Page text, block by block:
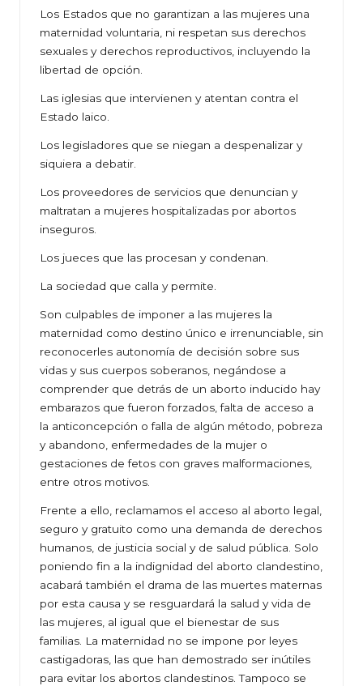
Los Estados que no garantizan a las mujeres una
maternidad voluntaria, ni respetan sus derechos
sexuales y derechos reproductivos, incluyendo la
libertad de opción.
Las iglesias que intervienen y atentan contra el
Estado laico.
Los legisladores que se niegan a despenalizar y
siquiera a debatir.
Los proveedores de servicios que denuncian y
maltratan a mujeres hospitalizadas por abortos
inseguros.
Los jueces que las procesan y condenan.
La sociedad que calla y permite.
Son culpables de imponer a las mujeres la
maternidad como destino único e irrenunciable, sin
reconocerles autonomía de decisión sobre sus
vidas y sus cuerpos soberanos, negándose a
comprender que detrás de un aborto inducido hay
embarazos que fueron forzados, falta de acceso a
la anticoncepción o falla de algún método, pobreza
y abandono, enfermedades de la mujer o
gestaciones de fetos con graves malformaciones,
entre otros motivos.
Frente a ello, reclamamos el acceso al aborto legal,
seguro y gratuito como una demanda de derechos
humanos, de justicia social y de salud pública. Solo
poniendo fin a la indignidad del aborto clandestino,
acabará también el drama de las muertes maternas
por esta causa y se resguardará la salud y vida de
las mujeres, al igual que el bienestar de sus
familias. La maternidad no se impone por leyes
castigadoras, las que han demostrado ser inútiles
para evitar los abortos clandestinos. Tampoco se